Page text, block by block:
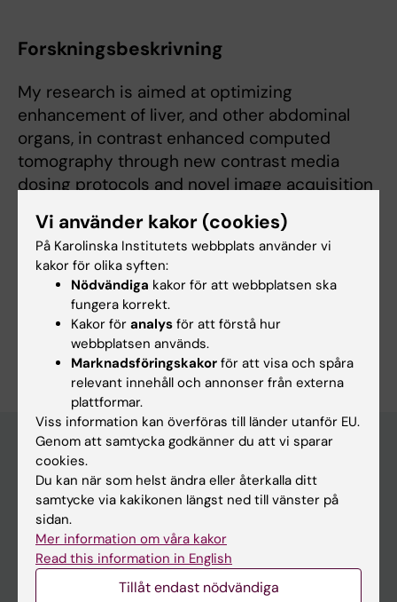
Forskningsbeskrivning
My research is aimed at optimizing
enhancement of liver, and other abdominal
organs, in contrast enhanced computed
tomography through new contrast media
dosing protocols and novel image acquisition
Forskningsområden:
Radiologi och bildbehandling
Är du Savas Kesen?
Redigera din profil
Huvudmeny
Utbildning
Forskarutbildning
Forskning
Vi använder kakor (cookies)
På Karolinska Institutets webbplats använder vi
kakor för olika syften:
Nödvändiga kakor för att webbplatsen ska
fungera korrekt.
Kakor för analys för att förstå hur
webbplatsen används.
Marknadsföringskakor för att visa och spåra
relevant innehåll och annonser från externa
plattformar.
Viss information kan överföras till länder utanför EU.
Genom att samtycka godkänner du att vi sparar
cookies.
Du kan när som helst ändra eller återkalla ditt
samtycke via kakikonen längst ned till vänster på
sidan.
Mer information om våra kakor
Read this information in English
Tillåt endast nödvändiga